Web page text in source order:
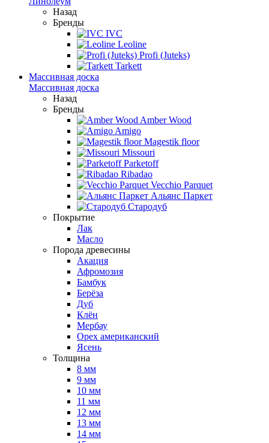
Назад
Бренды
IVC
Leoline
Profi (Juteks)
Tarkett
Массивная доска
Массивная доска
Назад
Бренды
Amber Wood
Amigo
Magestik floor
Missouri
Parketoff
Ribadao
Vecchio Parquet
Альянс Паркет
Стародуб
Покрытие
Лак
Масло
Порода древесины
Акация
Афромозия
Бамбук
Берёза
Дуб
Клён
Мербау
Орех американский
Ясень
Толщина
8 мм
9 мм
10 мм
11 мм
12 мм
13 мм
14 мм